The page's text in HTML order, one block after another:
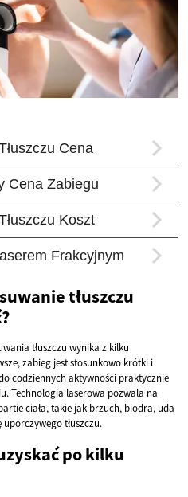
tłuszczu
tłuszczu wynika z kilku
zabieg jest stosunkowo krótki i
codziennych aktywności praktycznie
Technologia laserowa pozwala na
ciała, takie jak brzuch, biodra, uda
tłuszczu.
po kilku